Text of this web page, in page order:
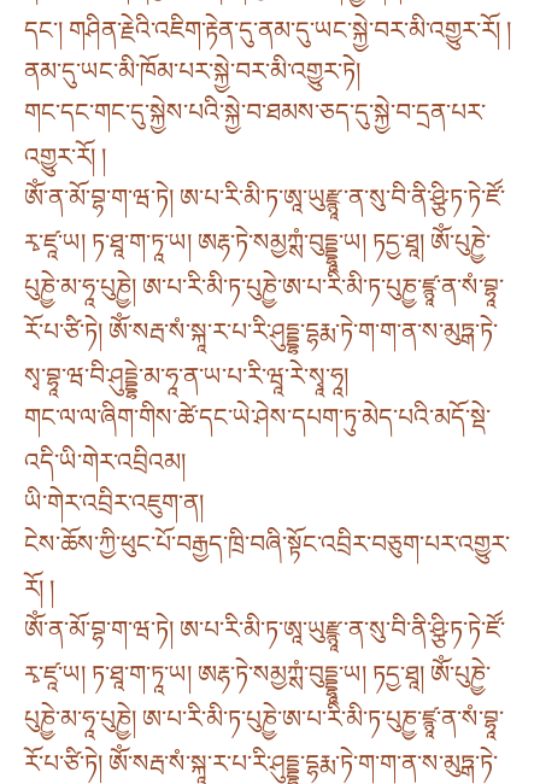
དང༌། གཤིན་རྗེའི་འཇིག་རྟེན་དུ་ནམ་དུ་ཡང་སྐྱེ་བར་མི་འགྱུར་རོ། །
ནམ་དུ་ཡང་མི་ཁོམ་པར་སྐྱེ་བར་མི་འགྱུར་ཏེ།
གང་དང་གང་དུ་སྐྱེས་པའི་སྐྱེ་བ་ཐམས་ཅད་དུ་སྐྱེ་བ་དྲན་པར་
འགྱུར་རོ། །
ཨོཾ་ན་མོ་བྷ་ག་ཝ་ཏེ། ཨ་པ་རི་མི་ཏ་ཨཱ་ཡུརྫྙཱ་ན་སུ་བི་ནི་ཤྩི་ཏ་ཏེ་ཛོ་
རྭ་ཛཱ་ཡ། ཏ་ཐཱ་ག་ཏཱ་ཡ། ཨརྷ་ཏེ་སམྱཀྶཾ་བུདྡྷཱ་ཡ། ཏདྱ་ཐཱ། ཨོཾ་པུཎྱེ་
པུཎྱེ་མ་ཧཱ་པུཎྱེ། ཨ་པ་རི་མི་ཏ་པུཎྱེ་ཨ་པ་རི་མི་ཏ་པུཎྱ་ཛྙཱ་ན་སཾ་བྷཱ་
རོ་པ་ཙི་ཏེ། ཨོཾ་སརྦ་སཾ་སྐཱ་ར་པ་རི་ཤུདྡྷ་དྷརྨ་ཏེ་ག་ག་ན་ས་མུཏྒ་ཏེ་
སྭ་བྷཱ་ཝ་བི་ཤུདྡྷེ་མ་ཧཱ་ན་ཡ་པ་རི་ཝཱ་རེ་སྭཱ་ཧཱ།
གང་ལ་ལ་ཞིག་གིས་ཚེ་དང་ཡེ་ཤེས་དཔག་ཏུ་མེད་པའི་མདོ་སྡེ་
འདི་ཡི་གེར་འབྲིའམ།
ཡི་གེར་འབྲིར་འཇུག་ན།
ངེས་ཆོས་ཀྱི་ཕུང་པོ་བརྒྱད་ཁྲི་བཞི་སྟོང་འབྲིར་བཅུག་པར་འགྱུར་
རོ། །
ཨོཾ་ན་མོ་བྷ་ག་ཝ་ཏེ། ཨ་པ་རི་མི་ཏ་ཨཱ་ཡུརྫྙཱ་ན་སུ་བི་ནི་ཤྩི་ཏ་ཏེ་ཛོ་
རྭ་ཛཱ་ཡ། ཏ་ཐཱ་ག་ཏཱ་ཡ། ཨརྷ་ཏེ་སམྱཀྶཾ་བུདྡྷཱ་ཡ། ཏདྱ་ཐཱ། ཨོཾ་པུཎྱེ་
པུཎྱེ་མ་ཧཱ་པུཎྱེ། ཨ་པ་རི་མི་ཏ་པུཎྱེ་ཨ་པ་རི་མི་ཏ་པུཎྱ་ཛྙཱ་ན་སཾ་བྷཱ་
རོ་པ་ཙི་ཏེ། ཨོཾ་སརྦ་སཾ་སྐཱ་ར་པ་རི་ཤུདྡྷ་དྷརྨ་ཏེ་ག་ག་ན་ས་མུཏྒ་ཏེ་